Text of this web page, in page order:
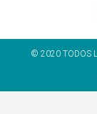
© 2020 TODOS